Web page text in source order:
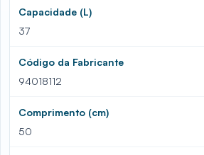
Capacidade (L)
37
Código da Fabricante
94018112
Comprimento (cm)
50